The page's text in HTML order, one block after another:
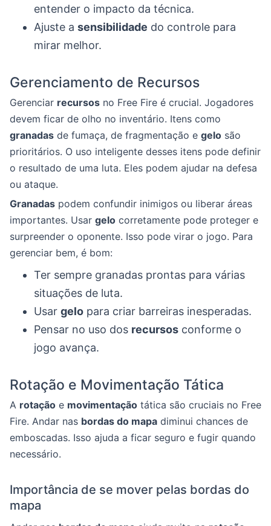
entender o impacto da técnica.
Ajuste a sensibilidade do controle para
mirar melhor.
Gerenciamento de Recursos
Gerenciar recursos no Free Fire é crucial. Jogadores
devem ficar de olho no inventário. Itens como
granadas de fumaça, de fragmentação e gelo são
prioritários. O uso inteligente desses itens pode definir
o resultado de uma luta. Eles podem ajudar na defesa
ou ataque.
Granadas podem confundir inimigos ou liberar áreas
importantes. Usar gelo corretamente pode proteger e
surpreender o oponente. Isso pode virar o jogo. Para
gerenciar bem, é bom:
Ter sempre granadas prontas para várias
situações de luta.
Usar gelo para criar barreiras inesperadas.
Pensar no uso dos recursos conforme o
jogo avança.
Rotação e Movimentação Tática
A rotação e movimentação tática são cruciais no Free
Fire. Andar nas bordas do mapa diminui chances de
emboscadas. Isso ajuda a ficar seguro e fugir quando
necessário.
Importância de se mover pelas bordas do
mapa